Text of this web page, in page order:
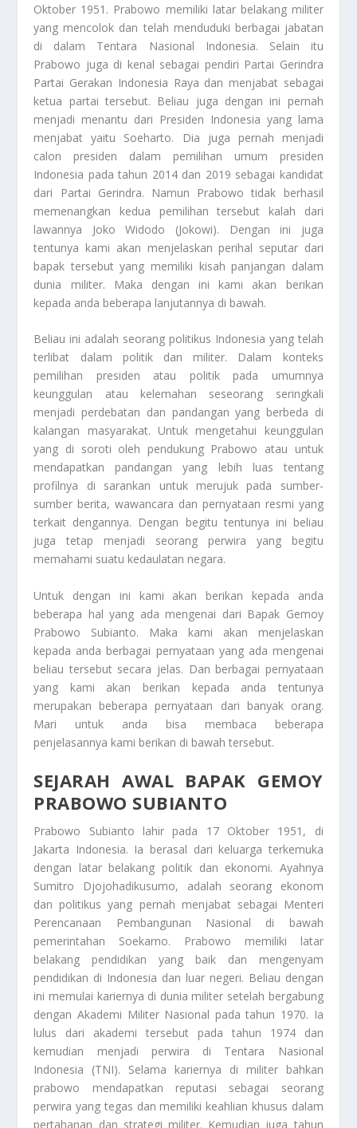
Oktober 1951. Prabowo memiliki latar belakang militer
yang mencolok dan telah menduduki berbagai jabatan
di dalam Tentara Nasional Indonesia. Selain itu
Prabowo juga di kenal sebagai pendiri Partai Gerindra
Partai Gerakan Indonesia Raya dan menjabat sebagai
ketua partai tersebut. Beliau juga dengan ini pernah
menjadi menantu dari Presiden Indonesia yang lama
menjabat yaitu Soeharto. Dia juga pernah menjadi
calon presiden dalam pemilihan umum presiden
Indonesia pada tahun 2014 dan 2019 sebagai kandidat
dari Partai Gerindra. Namun Prabowo tidak berhasil
memenangkan kedua pemilihan tersebut kalah dari
lawannya Joko Widodo (Jokowi). Dengan ini juga
tentunya kami akan menjelaskan perihal seputar dari
bapak tersebut yang memiliki kisah panjangan dalam
dunia militer. Maka dengan ini kami akan berikan
kepada anda beberapa lanjutannya di bawah.
Beliau ini adalah seorang politikus Indonesia yang telah
terlibat dalam politik dan militer. Dalam konteks
pemilihan presiden atau politik pada umumnya
keunggulan atau kelemahan seseorang seringkali
menjadi perdebatan dan pandangan yang berbeda di
kalangan masyarakat. Untuk mengetahui keunggulan
yang di soroti oleh pendukung Prabowo atau untuk
mendapatkan pandangan yang lebih luas tentang
profilnya di sarankan untuk merujuk pada sumber-
sumber berita, wawancara dan pernyataan resmi yang
terkait dengannya. Dengan begitu tentunya ini beliau
juga tetap menjadi seorang perwira yang begitu
memahami suatu kedaulatan negara.
Untuk dengan ini kami akan berikan kepada anda
beberapa hal yang ada mengenai dari Bapak Gemoy
Prabowo Subianto. Maka kami akan menjelaskan
kepada anda berbagai pernyataan yang ada mengenai
beliau tersebut secara jelas. Dan berbagai pernyataan
yang kami akan berikan kepada anda tentunya
merupakan beberapa pernyataan dari banyak orang.
Mari untuk anda bisa membaca beberapa
penjelasannya kami berikan di bawah tersebut.
SEJARAH AWAL BAPAK GEMOY
PRABOWO SUBIANTO
Prabowo Subianto lahir pada 17 Oktober 1951, di
Jakarta Indonesia. Ia berasal dari keluarga terkemuka
dengan latar belakang politik dan ekonomi. Ayahnya
Sumitro Djojohadikusumo, adalah seorang ekonom
dan politikus yang pernah menjabat sebagai Menteri
Perencanaan Pembangunan Nasional di bawah
pemerintahan Soekarno. Prabowo memiliki latar
belakang pendidikan yang baik dan mengenyam
pendidikan di Indonesia dan luar negeri. Beliau dengan
ini memulai kariernya di dunia militer setelah bergabung
dengan Akademi Militer Nasional pada tahun 1970. Ia
lulus dari akademi tersebut pada tahun 1974 dan
kemudian menjadi perwira di Tentara Nasional
Indonesia (TNI). Selama kariernya di militer bahkan
prabowo mendapatkan reputasi sebagai seorang
perwira yang tegas dan memiliki keahlian khusus dalam
pertahanan dan strategi militer. Kemudian juga tahun